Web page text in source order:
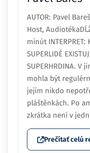
AUTOR: Pavel
Host,
minút
SUPERLIDÉ
SUPERHRDINA. V
mohla být
jejím nikdo
pláštěnkách. Po
zkrátka není v
Prečítať celú